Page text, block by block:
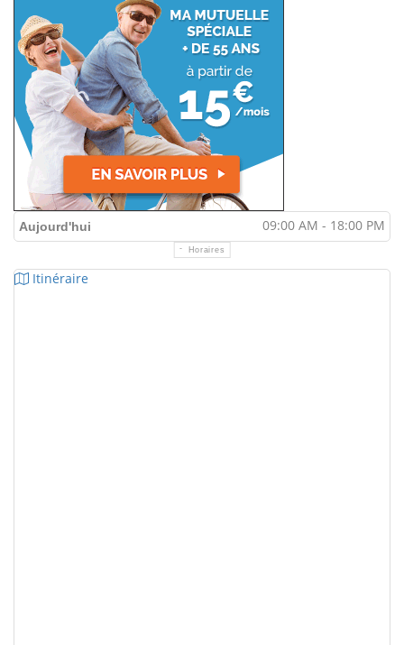
Aujourd'hui 09:00 AM - 18:00 PM
Horaires
Itinéraire